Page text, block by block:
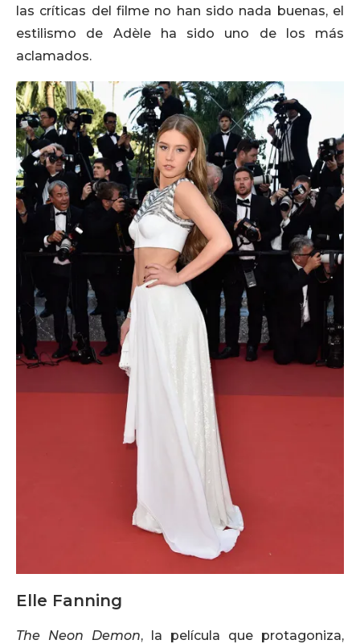
las críticas del filme no han sido nada buenas, el
estilismo de Adèle ha sido uno de los más
aclamados.
Elle Fanning
The Neon Demon, la película que protagoniza,